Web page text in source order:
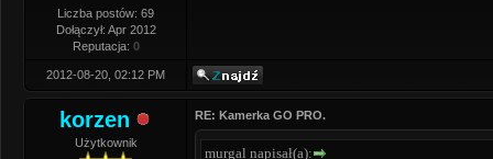
Liczba postów: 69
Dołączył: Apr 2012
Reputacja: 0
2012-08-20, 02:12 PM
korzen
Użytkownik
RE: Kamerka GO PRO.
murgal napisał(a):